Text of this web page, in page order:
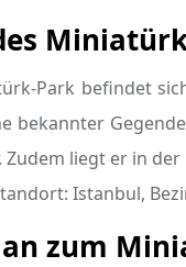
Park befindet
bekannter
Zudem liegt er in
Istanbul,
zum